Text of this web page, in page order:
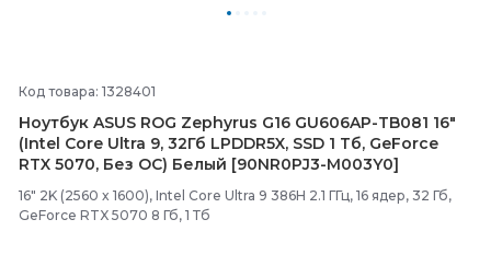
Код товара: 1328401
Ноутбук ASUS ROG Zephyrus G16 GU606AP-TB081 16"
(Intel Core Ultra 9, 32Гб LPDDR5X, SSD 1 Тб, GeForce
RTX 5070, Без ОС) Белый [90NR0PJ3-M003Y0]
16" 2K (2560 x 1600), Intel Core Ultra 9 386H 2.1 ГГц, 16 ядер, 32 Гб,
GeForce RTX 5070 8 Гб, 1 Тб